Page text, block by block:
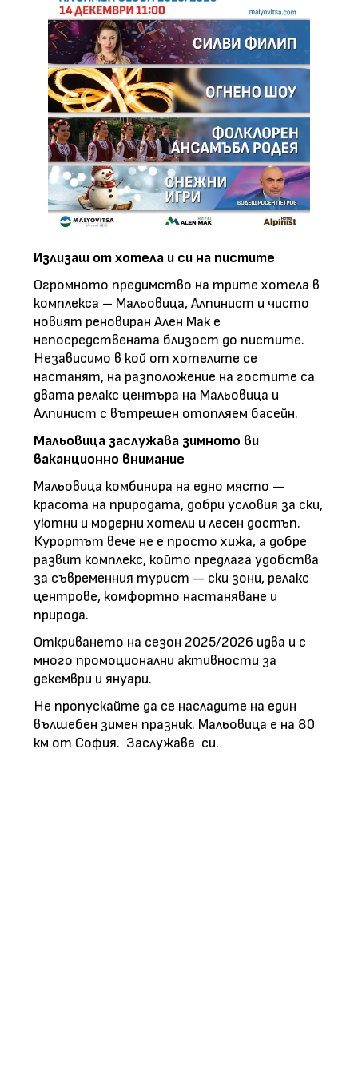
Излизаш от хотела и си на пистите
Огромното предимство на трите хотела в
комплекса – Мальовица, Алпинист и чисто
новият реновиран Ален Мак е
непосредствената близост до пистите.
Независимо в кой от хотелите се
настанят, на разположение на гостите са
двата релакс центъра на Мальовица и
Алпинист с вътрешен отопляем басейн.
Мальовица заслужава зимното ви
ваканционно внимание
Мальовица комбинира на едно място —
красота на природата, добри условия за ски,
уютни и модерни хотели и лесен достъп.
Курортът вече не е просто хижа, а добре
развит комплекс, който предлага удобства
за съвременния турист — ски зони, релакс
центрове, комфортно настаняване и
природа.
Откриването на сезон 2025/2026 идва и с
много промоционални активности за
декември и януари.
Не пропускайте да се насладите на един
вълшебен зимен празник. Мальовица е на 80
км от София. Заслужава си.